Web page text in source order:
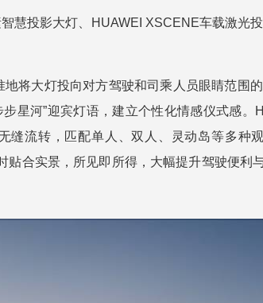
慧投影大灯、HUAWEI XSCENE车载激光
将大灯投向对方驾驶和司乘人员眼睛范围
星河”迎宾灯语，建立个性化情感仪式感
流转，匹配单人、双人、灵动岛等多种
合实景，所见即所得，大幅提升驾驶便利